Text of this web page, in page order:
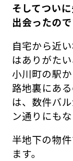
そしてつい
出会ったので
自宅から近
はありがた
小川町の駅
路地裏にあ
は、数件バ
ン通りにもな
半地下の物
ます。